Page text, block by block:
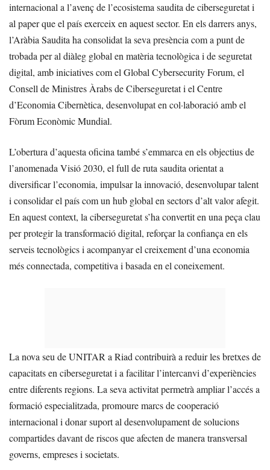
internacional a l’avenç de l’ecosistema saudita de ciberseguretat i
al paper que el país exerceix en aquest sector. En els darrers anys,
l’Aràbia Saudita ha consolidat la seva presència com a punt de
trobada per al diàleg global en matèria tecnològica i de seguretat
digital, amb iniciatives com el Global Cybersecurity Forum, el
Consell de Ministres Àrabs de Ciberseguretat i el Centre
d’Economia Cibernètica, desenvolupat en col·laboració amb el
Fòrum Econòmic Mundial.
L’obertura d’aquesta oficina també s’emmarca en els objectius de
l’anomenada Visió 2030, el full de ruta saudita orientat a
diversificar l’economia, impulsar la innovació, desenvolupar talent
i consolidar el país com un hub global en sectors d’alt valor afegit.
En aquest context, la ciberseguretat s’ha convertit en una peça clau
per protegir la transformació digital, reforçar la confiança en els
serveis tecnològics i acompanyar el creixement d’una economia
més connectada, competitiva i basada en el coneixement.
La nova seu de UNITAR a Riad contribuirà a reduir les bretxes de
capacitats en ciberseguretat i a facilitar l’intercanvi d’experiències
entre diferents regions. La seva activitat permetrà ampliar l’accés a
formació especialitzada, promoure marcs de cooperació
internacional i donar suport al desenvolupament de solucions
compartides davant de riscos que afecten de manera transversal
governs, empreses i societats.